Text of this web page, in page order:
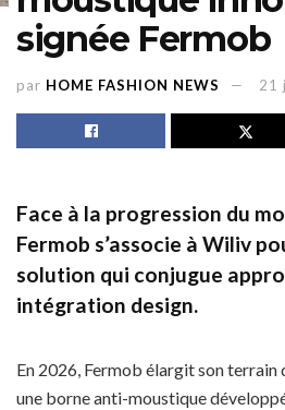
signée Fermob
par HOME FASHION NEWS 21
Face à la progression du
Fermob s’associe à Wiliv
solution qui conjugue
intégration design.
En 2026, Fermob élargit son terrain
une borne anti-moustique